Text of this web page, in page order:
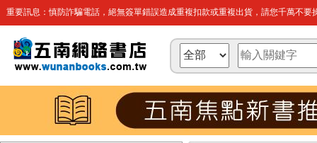
重要訊息：慎防詐騙電話，絕無簽單錯誤造成重複扣款或重複出貨，請您千萬不要